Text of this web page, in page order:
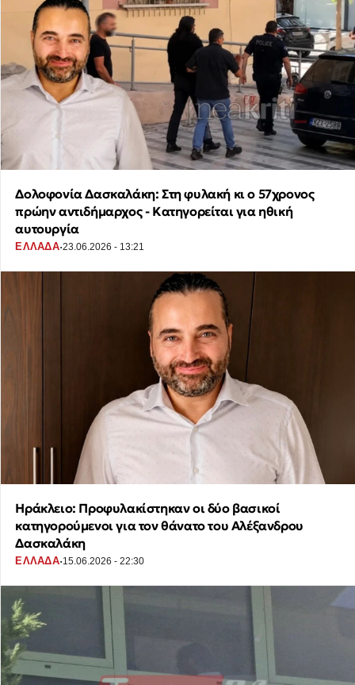
Δολοφονία Δασκαλάκη: Στη φυλακή κι ο 57χρονος
πρώην αντιδήμαρχος - Κατηγορείται για ηθική
αυτουργία
ΕΛΛΑΔΑ·23.06.2026 - 13:21
Ηράκλειο: Προφυλακίστηκαν οι δύο βασικοί
κατηγορούμενοι για τον θάνατο του Αλέξανδρου
Δασκαλάκη
ΕΛΛΑΔΑ·15.06.2026 - 22:30